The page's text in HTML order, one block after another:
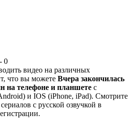
0
видео на различных
что вы можете Вчера закончилась
на телефоне и планшете с
и IOS (iPhone, iPad). Смотрите
с русской озвучкой в